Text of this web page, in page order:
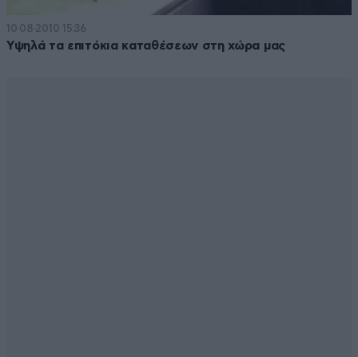
10·08·2010 15:36
Υψηλά τα επιτόκια καταθέσεων στη χώρα μας